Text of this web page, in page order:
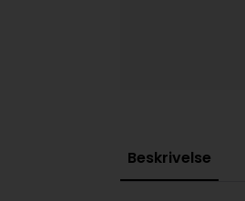
Beskrivelse